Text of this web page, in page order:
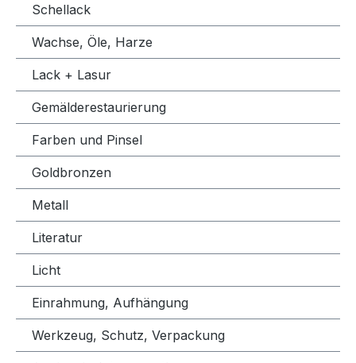
Schellack
Wachse, Öle, Harze
Lack + Lasur
Gemälderestaurierung
Farben und Pinsel
Goldbronzen
Metall
Literatur
Licht
Einrahmung, Aufhängung
Werkzeug, Schutz, Verpackung